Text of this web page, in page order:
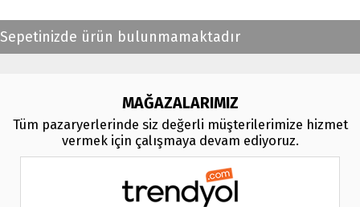
Sepetinizde ürün bulunmamaktadır
MAĞAZALARIMIZ
Tüm pazaryerlerinde siz değerli müşterilerimize hizmet
vermek için çalışmaya devam ediyoruz.